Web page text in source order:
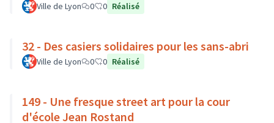
Ville de Lyon 0 0 Réalisé
32 - Des casiers solidaires pour les sans-abri
Ville de Lyon 0 0 Réalisé
149 - Une fresque street art pour la cour
d'école Jean Rostand